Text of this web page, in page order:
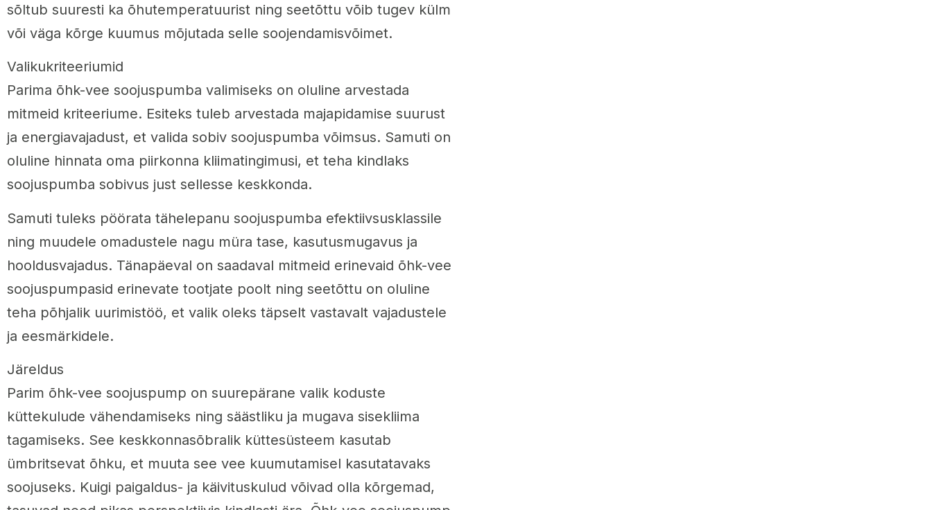
sõltub suuresti ka õhutemperatuurist ning seetõttu võib tugev külm
või väga kõrge kuumus mõjutada selle soojendamisvõimet.
Valikukriteeriumid
Parima õhk-vee soojuspumba valimiseks on oluline arvestada
mitmeid kriteeriume. Esiteks tuleb arvestada majapidamise suurust
ja energiavajadust, et valida sobiv soojuspumba võimsus. Samuti on
oluline hinnata oma piirkonna kliimatingimusi, et teha kindlaks
soojuspumba sobivus just sellesse keskkonda.
Samuti tuleks pöörata tähelepanu soojuspumba efektiivsusklassile
ning muudele omadustele nagu müra tase, kasutusmugavus ja
hooldusvajadus. Tänapäeval on saadaval mitmeid erinevaid õhk-vee
soojuspumpasid erinevate tootjate poolt ning seetõttu on oluline
teha põhjalik uurimistöö, et valik oleks täpselt vastavalt vajadustele
ja eesmärkidele.
Järeldus
Parim õhk-vee soojuspump on suurepärane valik koduste
küttekulude vähendamiseks ning säästliku ja mugava sisekliima
tagamiseks. See keskkonnasõbralik küttesüsteem kasutab
ümbritsevat õhku, et muuta see vee kuumutamisel kasutatavaks
soojuseks. Kuigi paigaldus- ja käivituskulud võivad olla kõrgemad,